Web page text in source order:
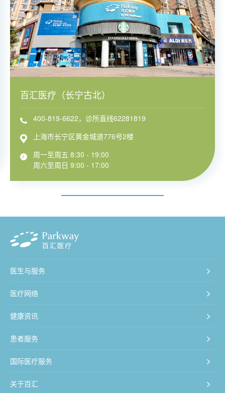
百汇医疗（长宁古北）
400-819-6622，诊所直线62281819
上海市长宁区黄金城道776号2楼
周一至周五 8:30 - 19:00
周六至周日 9:00 - 17:00
医生与服务
医疗网络
健康资讯
患者服务
国际医疗服务
关于百汇